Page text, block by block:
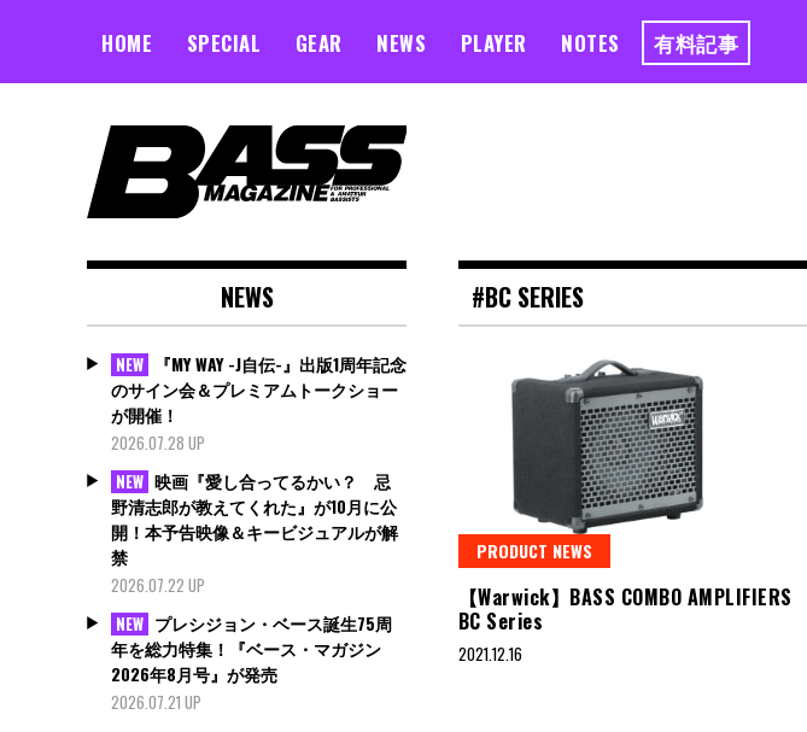
HOME SPECIAL GEAR NEWS PLAYER NOTES 有料記事
#BC SERIES
PRODUCT NEWS
【Warwick】BASS COMBO AMPLIFIERS
BC Series
2021.12.16
NEWS
NEW
『MY WAY -J自伝-』出版1周年記念
のサイン会＆プレミアムトークショー
が開催！
2026.07.28 UP
NEW 映画『愛し合ってるかい？ 忌
野清志郎が教えてくれた』が10月に公
開！本予告映像＆キービジュアルが解
禁
2026.07.22 UP
NEW プレシジョン・ベース誕生75周
年を総力特集！『ベース・マガジン
2026年8月号』が発売
2026.07.21 UP